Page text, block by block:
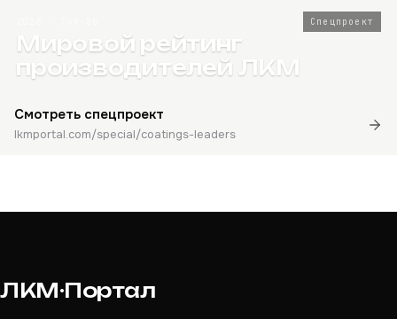
Спецпроект
Мировой рейтинг
производителей ЛКМ
Смотреть спецпроект
lkmportal.com/special/coatings-leaders
ЛКМ·Портал